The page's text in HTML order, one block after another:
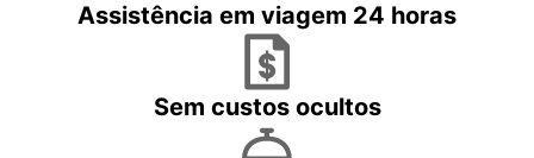
Assistência em viagem 24 horas
Sem custos ocultos